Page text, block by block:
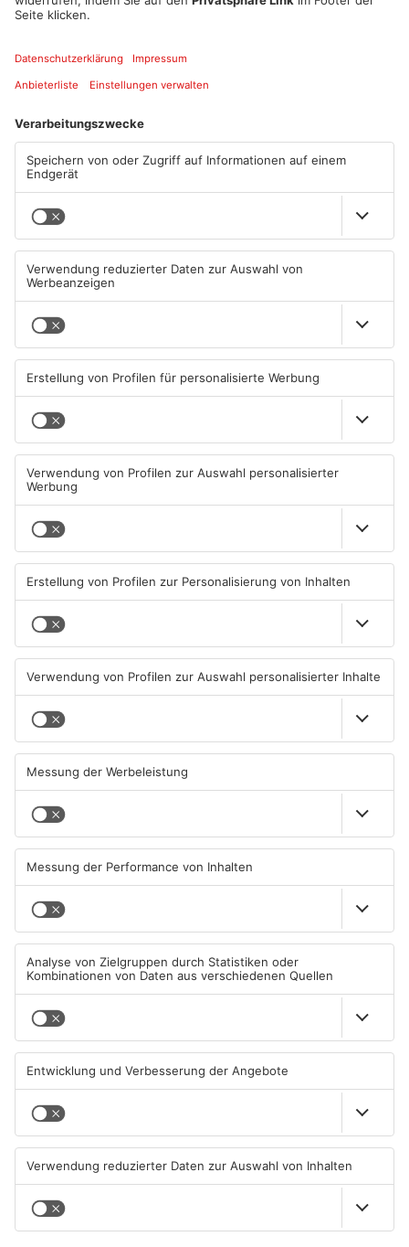
Artikel teilen
Mehr aus Hanau
Wo ist Ricardo Zaragoza
07.08.2026, 14:43 UHR IN HANAU
Verkäufer in Hanau ein
07.08.2026, 14:28 UHR IN HANAU
Tatverdächtiger nach Tod
einer 37-Jährigen in Hanau
wieder frei
07.08.2026, 07:41 UHR IN HANAU
13-Jährige missbraucht
haben
07.08.2026, 05:30 UHR IN HANAU
Streit eskaliert in Hanau -
Polizei sucht Zeugen
Hanau: Kleinkraftradfahrer
mit 101 km/h erwischt